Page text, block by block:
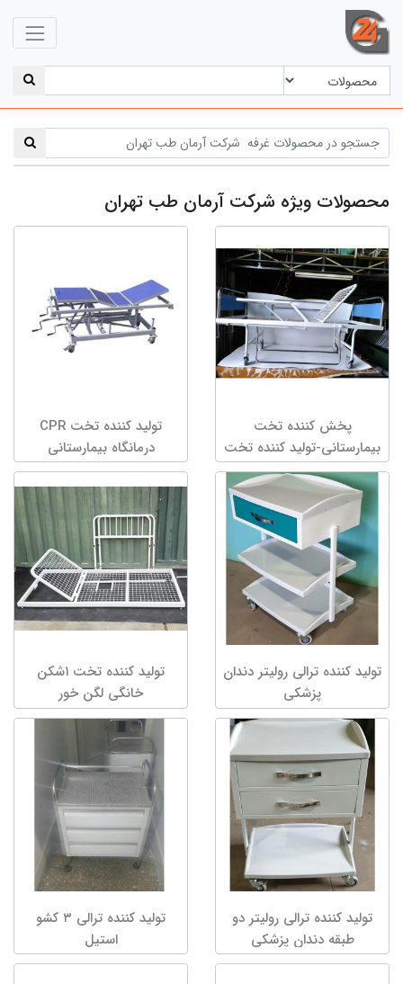
محصولات ویژه شرکت آرمان طب تهران
پخش کننده تخت
بیمارستانی-تولید کننده تخت
بیمارستانی...
تولید کننده تخت CPR
درمانگاه بیمارستانی
تولید کننده ترالی رولیتر دندان
پزشکی
تولید کننده تخت ۱شکن
خانگی لگن خور
تولید کننده ترالی رولیتر دو
طبقه دندان پزشکی
تولید کننده ترالی ۳ کشو
استیل